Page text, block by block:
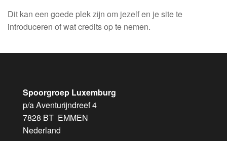
Dit kan een goede plek zijn om jezelf en je site te
introduceren of wat credits op te nemen.
Spoorgroep Luxemburg
p/a Aventurijndreef 4
7828 BT EMMEN
Nederland